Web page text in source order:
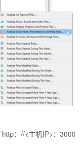
：//<主机IP>：3000